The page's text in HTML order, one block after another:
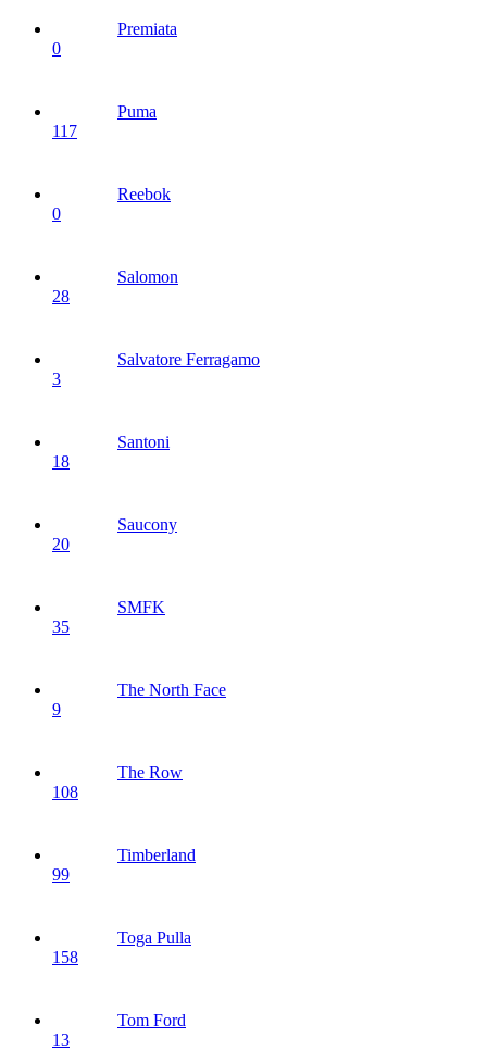
Premiata
0
Puma
117
Reebok
0
Salomon
28
Salvatore Ferragamo
3
Santoni
18
Saucony
20
SMFK
35
The North Face
9
The Row
108
Timberland
99
Toga Pulla
158
Tom Ford
13